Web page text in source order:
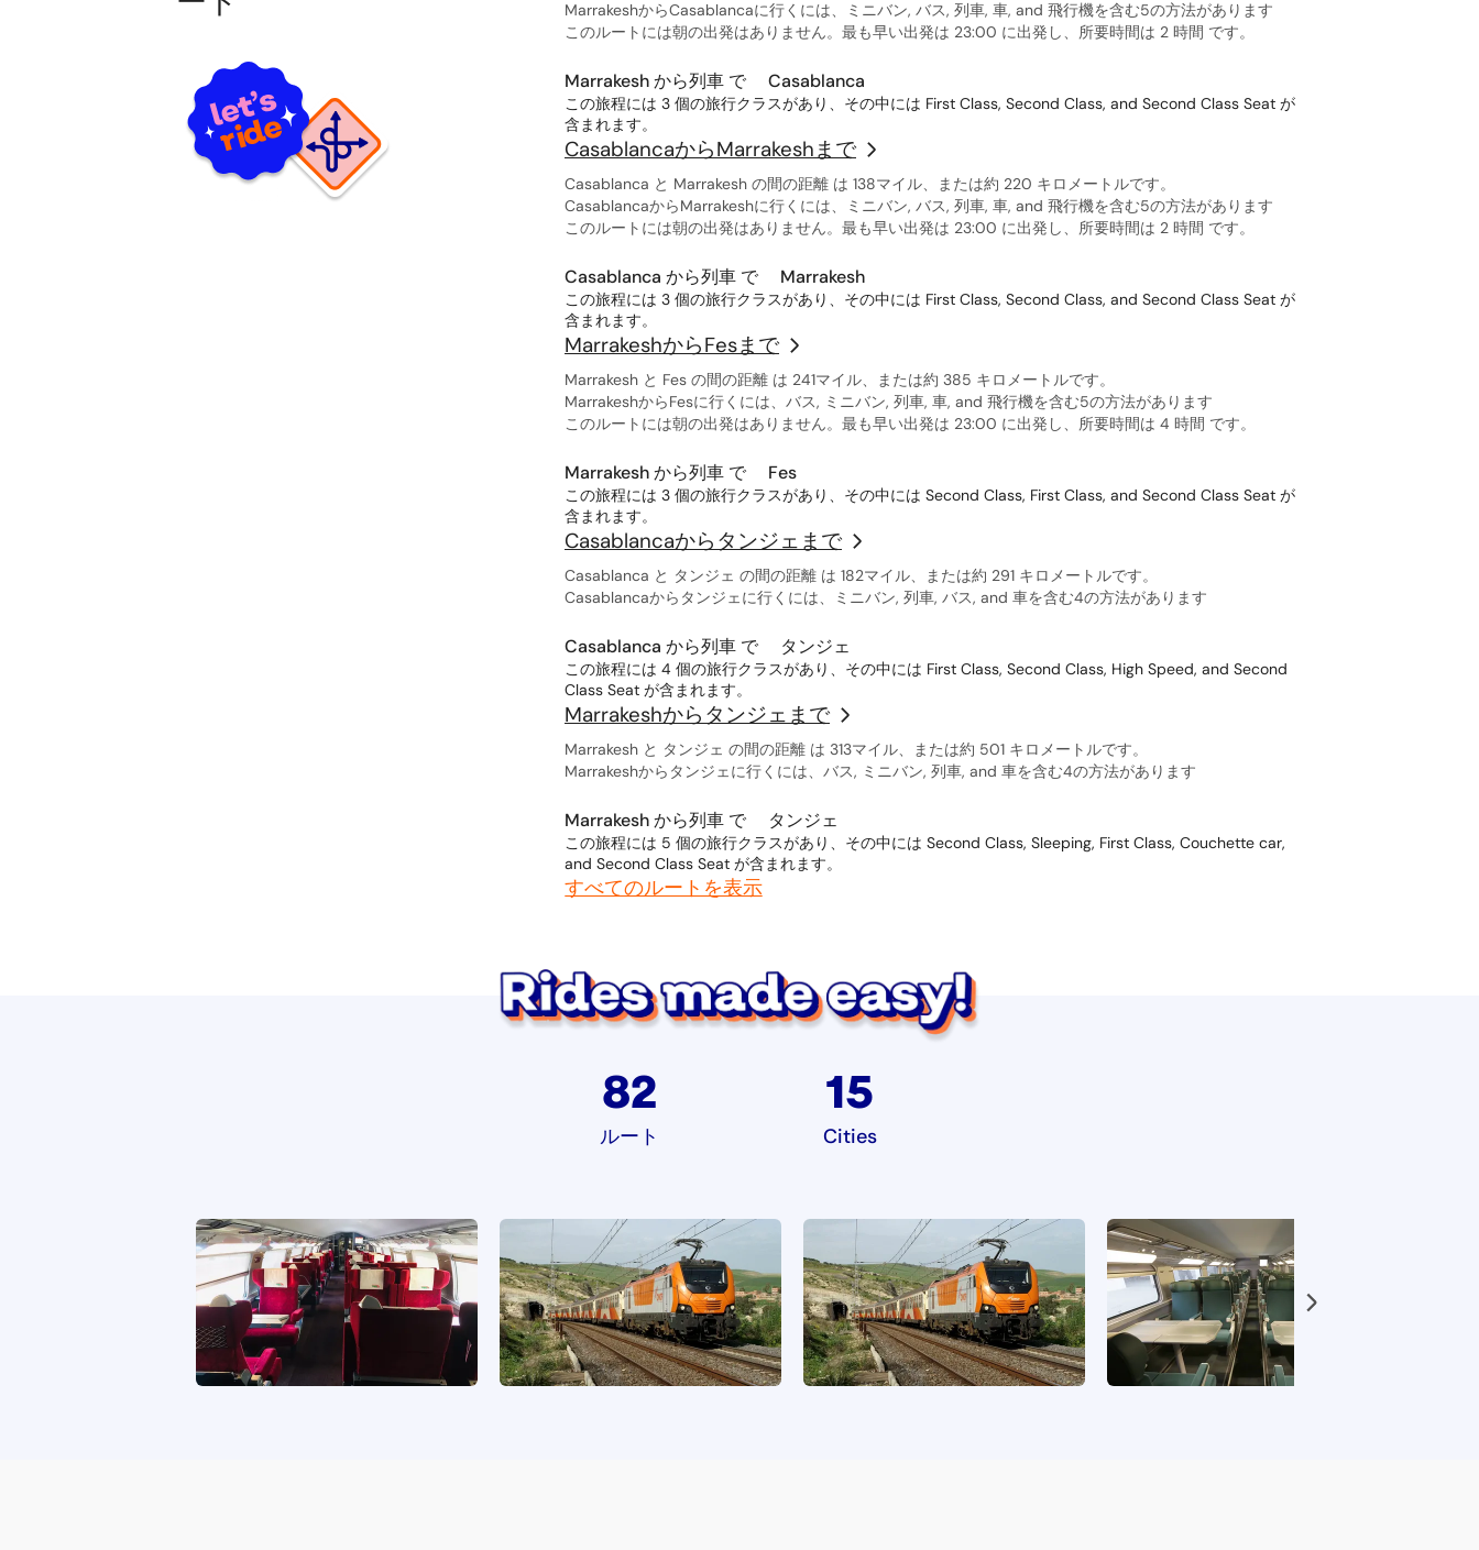
MarrakeshからCasablancaに行くには、ミニバン, バス, 列車, 車, and 飛行機を含む5の方法があります
このルートには朝の出発はありません。最も早い出発は 23:00 に出発し、所要時間は 2 時間 です。
Marrakesh から列車 で Casablanca
この旅程には 3 個の旅行クラスがあり、その中には First Class, Second Class, and Second Class Seat が
含まれます。
CasablancaからMarrakeshまで
Casablanca と Marrakesh の間の距離 は 138マイル、または約 220 キロメートルです。
CasablancaからMarrakeshに行くには、ミニバン, バス, 列車, 車, and 飛行機を含む5の方法があります
このルートには朝の出発はありません。最も早い出発は 23:00 に出発し、所要時間は 2 時間 です。
Casablanca から列車 で Marrakesh
この旅程には 3 個の旅行クラスがあり、その中には First Class, Second Class, and Second Class Seat が
含まれます。
MarrakeshからFesまで
Marrakesh と Fes の間の距離 は 241マイル、または約 385 キロメートルです。
MarrakeshからFesに行くには、バス, ミニバン, 列車, 車, and 飛行機を含む5の方法があります
このルートには朝の出発はありません。最も早い出発は 23:00 に出発し、所要時間は 4 時間 です。
Marrakesh から列車 で Fes
この旅程には 3 個の旅行クラスがあり、その中には Second Class, First Class, and Second Class Seat が
含まれます。
Casablancaからタンジェまで
Casablanca と タンジェ の間の距離 は 182マイル、または約 291 キロメートルです。
Casablancaからタンジェに行くには、ミニバン, 列車, バス, and 車を含む4の方法があります
Casablanca から列車 で タンジェ
この旅程には 4 個の旅行クラスがあり、その中には First Class, Second Class, High Speed, and Second
Class Seat が含まれます。
Marrakeshからタンジェまで
Marrakesh と タンジェ の間の距離 は 313マイル、または約 501 キロメートルです。
Marrakeshからタンジェに行くには、バス, ミニバン, 列車, and 車を含む4の方法があります
Marrakesh から列車 で タンジェ
この旅程には 5 個の旅行クラスがあり、その中には Second Class, Sleeping, First Class, Couchette car,
and Second Class Seat が含まれます。
すべてのルートを表示
15
Cities
82
ルート